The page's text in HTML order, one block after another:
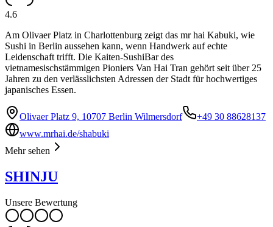
4.6
Am Olivaer Platz in Charlottenburg zeigt das mr hai Kabuki, wie
Sushi in Berlin aussehen kann, wenn Handwerk auf echte
Leidenschaft trifft. Die Kaiten-SushiBar des
vietnamesischstämmigen Pioniers Van Hai Tran gehört seit über 25
Jahren zu den verlässlichsten Adressen der Stadt für hochwertiges
japanisches Essen.
Olivaer Platz 9, 10707 Berlin Wilmersdorf
+49 30 88628137
www.mrhai.de/shabuki
Mehr sehen
SHINJU
Unsere Bewertung